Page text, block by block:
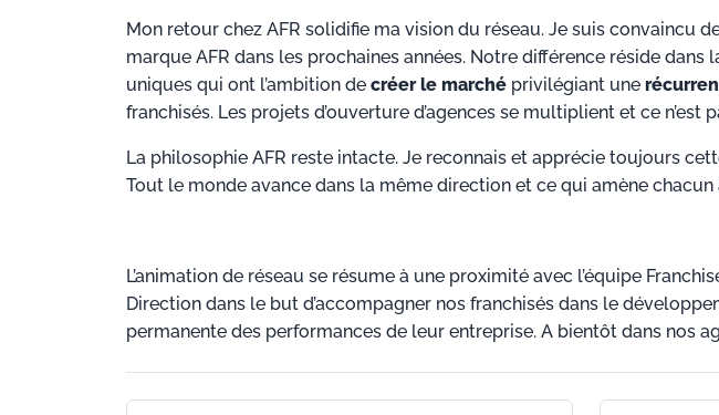
Mon retour chez AFR solidifie ma vision du réseau. Je suis convaincu
marque AFR dans les prochaines années. Notre différence réside
uniques qui ont l’ambition de créer le marché privilégiant une
franchisés. Les projets d’ouverture d’agences se multiplient et ce n’est
La philosophie AFR reste intacte. Je reconnais et apprécie toujours
Tout le monde avance dans la même direction et ce qui amène
L’animation de réseau se résume à une proximité avec l’équipe
Direction dans le but d’accompagner nos franchisés dans le
permanente des performances de leur entreprise. A bientôt dans nos